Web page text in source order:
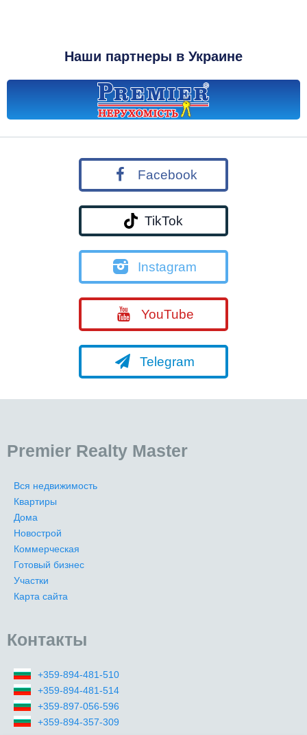
Наши партнеры в Украине
Facebook
TikTok
Instagram
YouTube
Telegram
Premier Realty Master
Вся недвижимость
Квартиры
Дома
Новострой
Коммерческая
Готовый бизнес
Участки
Карта сайта
Контакты
+359-894-481-510
+359-894-481-514
+359-897-056-596
+359-894-357-309